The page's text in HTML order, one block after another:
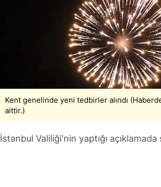
Kent genelinde yeni tedbirler alındı
aittir.)
İstanbul Valiliği'nin yaptığı